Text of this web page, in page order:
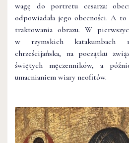
wagę do portretu cesarza:
odpowiadała jego obecności. A
traktowania obrazu. W
w rzymskich katakumbach
chrześcijańska, na początku
świętych męczenników, a
umacnianiem wiary neofitów.